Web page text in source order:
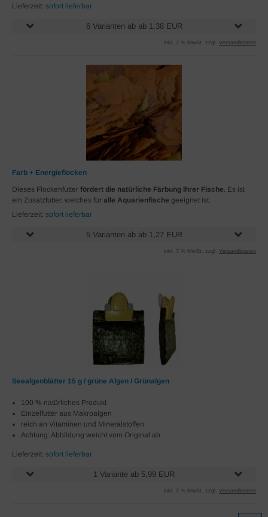
Lieferzeit: sofort lieferbar
6 Varianten ab ab 1,38 EUR
inkl. 7 % MwSt. zzgl. Versandkosten
Farb + Energieflocken
Dieses Flockenfutter fördert die natürliche Färbung Ihrer Fische. Es ist
ein Zusatzfutter, welches für alle Aquarienfische geeignet ist.
Lieferzeit: sofort lieferbar
5 Varianten ab ab 1,27 EUR
inkl. 7 % MwSt. zzgl. Versandkosten
Seealgenblätter 15 g / grüne Algen / Grünalgen
100 % natürliches Produkt
Einzelfutter aus Makroalgen
reich an Vitaminen und Mineralstoffen
Achtung: Abbildung weicht vom Original ab
Lieferzeit: sofort lieferbar
1 Variante ab 5,99 EUR
inkl. 7 % MwSt. zzgl. Versandkosten